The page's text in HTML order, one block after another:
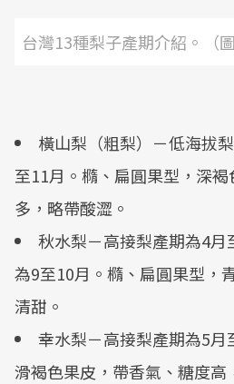
台灣13種梨子產期介紹。（
橫山梨（粗梨）－低海拔
至11月。橢、扁圓果型，深
多，略帶酸澀。
秋水梨－高接梨產期為4月
為9至10月。橢、扁圓果型，
清甜。
幸水梨－高接梨產期為5
滑褐色果皮，帶香氣、糖度高